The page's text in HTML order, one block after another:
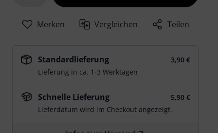
Merken Vergleichen Teilen
Standardlieferung
3,90 €
Lieferung in ca. 1-3 Werktagen
Schnelle Lieferung
5,90 €
Lieferdatum wird im Checkout angezeigt.